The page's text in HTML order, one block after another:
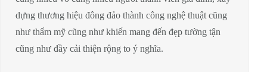
dựng thương hiệu đông đảo thành công nghệ thuật cũng
như thẩm mỹ cũng như khiến mang đến đẹp tường tận
cũng như đầy cải thiện rộng to ý nghĩa.